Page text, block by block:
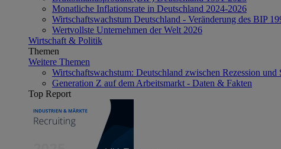
Monatliche Inflationsrate in Deutschland 2024-2026
Wirtschaftswachstum Deutschland - Veränderung des BIP
Wertvollste Unternehmen der Welt 2026
Wirtschaft & Politik
Themen
Weitere Themen
Wirtschaftswachstum: Deutschland zwischen Rezession
Generation Z auf dem Arbeitsmarkt - Daten & Fakten
Top Report